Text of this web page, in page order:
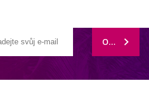
ODEBÍRAT